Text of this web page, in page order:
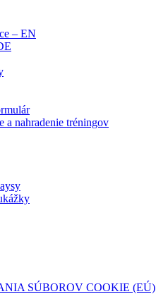
– EN
a nahradenie tréningov
SÚBOROV COOKIE (EÚ)